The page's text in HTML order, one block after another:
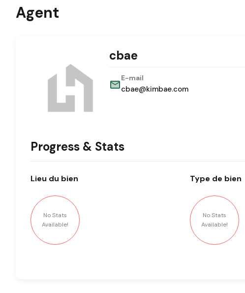
Agent
cbae
E-mail
cbae@kimbae.com
Progress & Stats
Lieu du bien
No Stats
Available!
Type de bien
No Stats
Available!